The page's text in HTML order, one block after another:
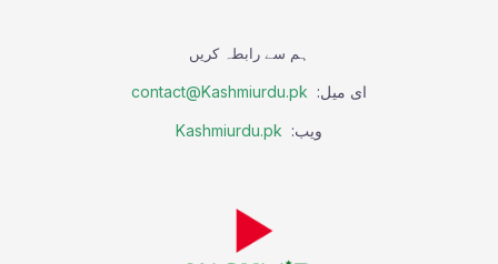
ہم سے رابطہ کریں
ای میل: contact@Kashmiurdu.pk
ویب: Kashmiurdu.pk